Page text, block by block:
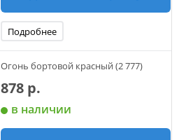
Подробнее
Огонь бортовой красный (2 777)
878 р.
в наличии